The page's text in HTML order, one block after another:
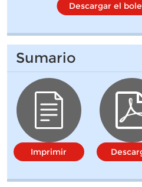
Descargar el
Sumario
Imprimir